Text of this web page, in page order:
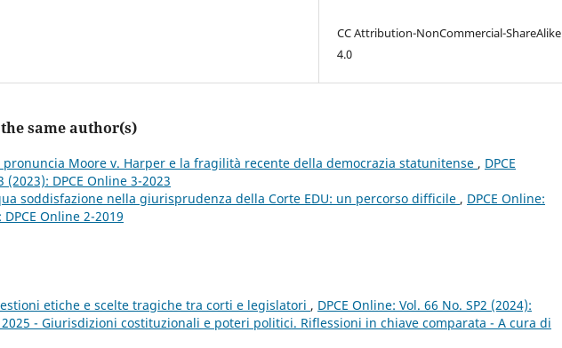
CC Attribution-NonCommercial-ShareAlike
4.0
same author(s)
pronuncia Moore v. Harper e la fragilità recente della democrazia statunitense , DPCE
(2023): DPCE Online 3-2023
soddisfazione nella giurisprudenza della Corte EDU: un percorso difficile , DPCE Online:
Online 2-2019
etiche e scelte tragiche tra corti e legislatori , DPCE Online: Vol. 66 No. SP2 (2024):
2025 - Giurisdizioni costituzionali e poteri politici. Riflessioni in chiave comparata - A cura di